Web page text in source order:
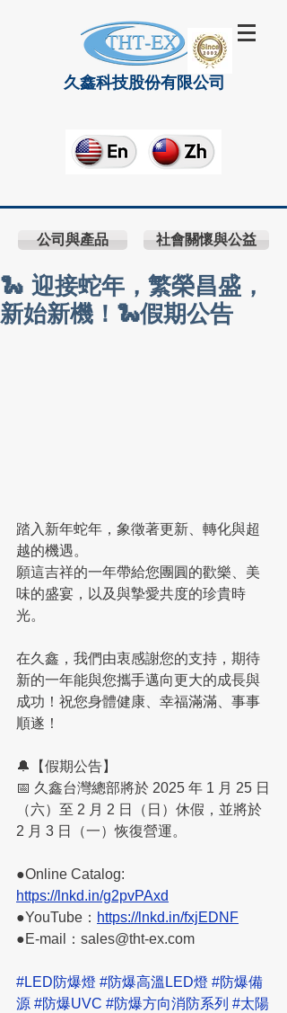
久鑫科技股份有限公司
公司與產品 社會關懷與公益
🐍 迎接蛇年，繁榮昌盛，
新始新機！🐍假期公告
踏入新年蛇年，象徵著更新、轉化與超
越的機遇。
願這吉祥的一年帶給您團圓的歡樂、美
味的盛宴，以及與摯愛共度的珍貴時
光。
在久鑫，我們由衷感謝您的支持，期待
新的一年能與您攜手邁向更大的成長與
成功！祝您身體健康、幸福滿滿、事事
順遂！
🔔【假期公告】
📅 久鑫台灣總部將於 2025 年 1 月 25 日
（六）至 2 月 2 日（日）休假，並將於
2 月 3 日（一）恢復營運。
●Online Catalog:
https://lnkd.in/g2pvPAxd
●YouTube： https://lnkd.in/fxjEDNF
●E-mail：sales@tht-ex.com
#LED防爆燈 #防爆高溫LED燈 #防爆備
源 #防爆UVC #防爆方向消防系列 #太陽